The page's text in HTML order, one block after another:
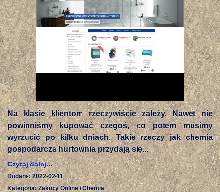
Na klasie klientom rzeczywiście zależy. Nawet nie
powinniśmy kupować czegoś, co potem musimy
wyrzucić po kilku dniach. Takie rzeczy jak chemia
gospodarcza hurtownia przydają się...
Czytaj dalej...
Dodane: 2022-02-11
Kategoria: Zakupy Online / Chemia